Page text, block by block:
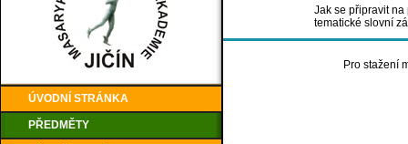
ÚVODNÍ STRÁNKA
PŘEDMĚTY
Jak se připravit
tematické slovní
Pro stažení